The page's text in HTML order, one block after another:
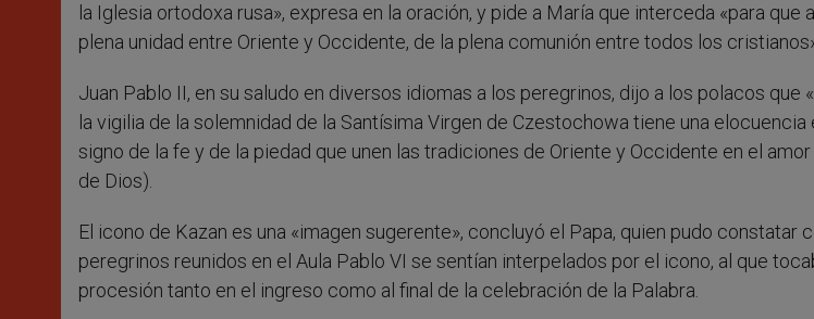
la Iglesia ortodoxa rusa», expresa en la oración, y pide a María que interceda «para que
plena unidad entre Oriente y Occidente, de la plena comunión entre todos los
Juan Pablo II, en su saludo en diversos idiomas a los peregrinos, dijo a los polacos que
la vigilia de la solemnidad de la Santísima Virgen de Czestochowa tiene una
signo de la fe y de la piedad que unen las tradiciones de Oriente y Occidente en el
de Dios).
El icono de Kazan es una «imagen sugerente», concluyó el Papa, quien pudo constatar
peregrinos reunidos en el Aula Pablo VI se sentían interpelados por el icono, al que
procesión tanto en el ingreso como al final de la celebración de la Palabra.